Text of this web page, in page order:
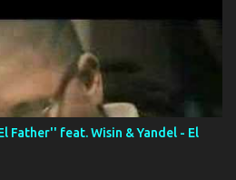
Father'' feat. Wisin & Yandel - El